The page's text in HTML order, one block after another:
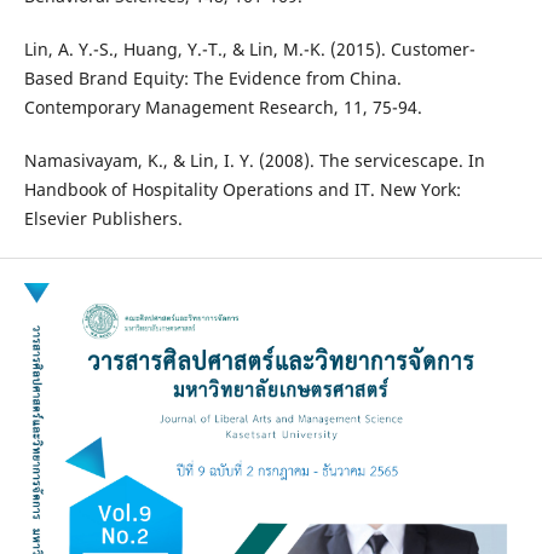
Lin, A. Y.-S., Huang, Y.-T., & Lin, M.-K. (2015). Customer-
Based Brand Equity: The Evidence from China.
Contemporary Management Research, 11, 75-94.
Namasivayam, K., & Lin, I. Y. (2008). The servicescape. In
Handbook of Hospitality Operations and IT. New York:
Elsevier Publishers.